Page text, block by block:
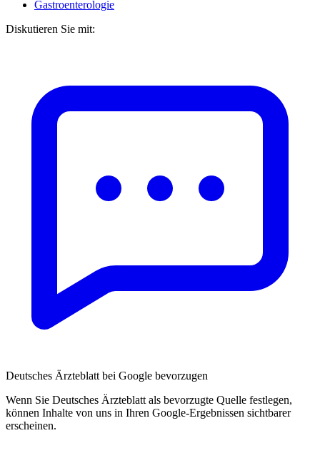
Gastroenterologie
Diskutieren Sie mit:
Deutsches Ärzteblatt bei Google bevorzugen
Wenn Sie Deutsches Ärzteblatt als bevorzugte Quelle festlegen,
können Inhalte von uns in Ihren Google-Ergebnissen sichtbarer
erscheinen.